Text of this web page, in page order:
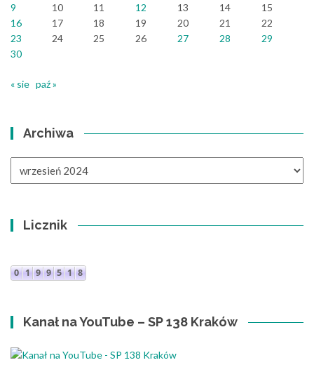
9
10 11 12 13 14
15
16
17 18 19 20 21
22
23
24 25 26 27 28
29
30
« sie paź »
Archiwa
Licznik
Kanał na YouTube – SP 138 Kraków